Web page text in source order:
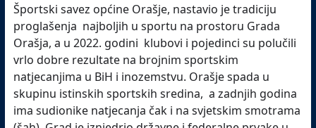
Športski savez općine Orašje, nastavio je tradiciju
proglašenja najboljih u sportu na prostoru Grada
Orašja, a u 2022. godini klubovi i pojedinci su polučili
vrlo dobre rezultate na brojnim sportskim
natjecanjima u BiH i inozemstvu. Orašje spada u
skupinu istinskih sportskih sredina, a zadnjih godina
ima sudionike natjecanja čak i na svjetskim smotrama